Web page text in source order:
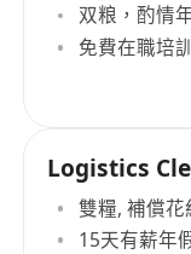
双粮，酌情
免費在職培
Logistics
雙糧, 補償
15天有薪年